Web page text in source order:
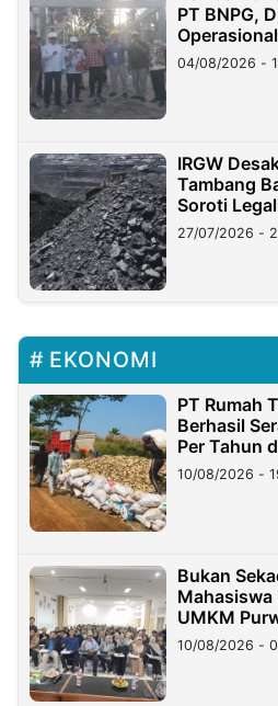
PT BNPG,
04/08/2026 -
IRGW
Tambang
Soroti
Stockpile
27/07/2026 -
EKONOMI
PT Rumah
Berhasil
Per Tahun
Petani
10/08/2026 -
Bukan
Mahasiswa
UMKM
10/08/2026 -